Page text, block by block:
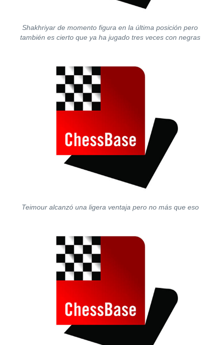
Shakhriyar de momento figura en la última posición pero
también es cierto que ya ha jugado tres veces con negras
Teimour alcanzó una ligera ventaja pero no más que eso